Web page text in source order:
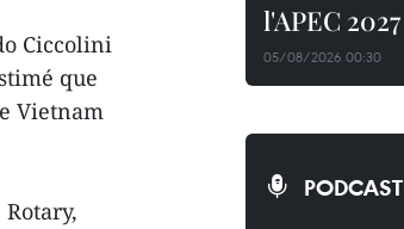
Ciccolini
que
Vietnam
l'APEC 2027
05/08/2026 00:30
PODCAST